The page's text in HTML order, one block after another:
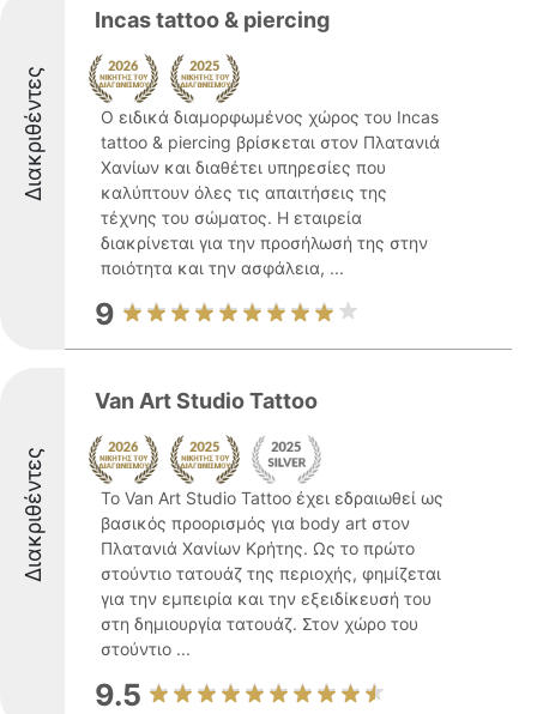
Διακριθέντες
Incas tattoo & piercing
Ο ειδικά διαμορφωμένος χώρος του Incas
tattoo & piercing βρίσκεται στον Πλατανιά
Χανίων και διαθέτει υπηρεσίες που
καλύπτουν όλες τις απαιτήσεις της
τέχνης του σώματος. Η εταιρεία
διακρίνεται για την προσήλωσή της στην
ποιότητα και την ασφάλεια, ...
9
Διακριθέντες
Van Art Studio Tattoo
Το Van Art Studio Tattoo έχει εδραιωθεί ως
βασικός προορισμός για body art στον
Πλατανιά Χανίων Κρήτης. Ως το πρώτο
στούντιο τατουάζ της περιοχής, φημίζεται
για την εμπειρία και την εξειδίκευσή του
στη δημιουργία τατουάζ. Στον χώρο του
στούντιο ...
9.5